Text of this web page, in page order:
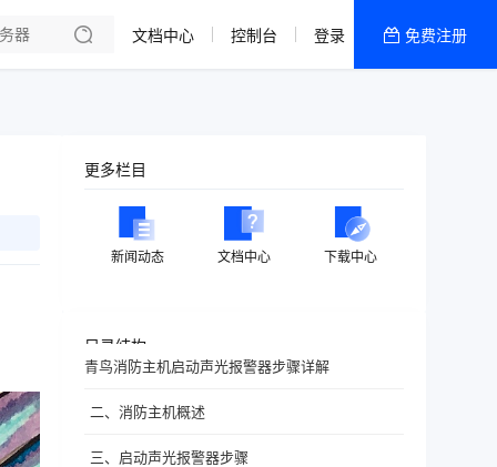
文档中心 控制台 登录 免费注册
更多栏目
新闻动态 文档中心 下载中心
目录结构
青鸟消防主机启动声光报警器步骤详解
二、消防主机概述
三、启动声光报警器步骤